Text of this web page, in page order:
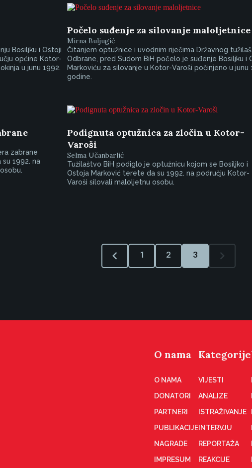
Bosiljku i Ostoji
općine Kotor-
u junu 1992.
Počelo suđenje za silovanje maloljetnice
Mirna Buljugić
Čitanjem optužnice i uvodnim riječima Državnog
Odbrane, pred Sudom BiH počelo je suđenje Bosiljku i
Markoviću za silovanje u Kotor-Varoši počinjeno u junu
godine.
zabrane
1992. na
Podignuta optužnica za zločin u Kotor-
Varoši
Selma Učanbarlić
Tužilaštvo BiH podiglo je optužnicu kojom se Bosiljko i
Ostoja Marković terete da su 1992. na području Kotor-
Varoši silovali maloljetnu osobu.
1 2 3
O nama
O NAMA
DONATORI
PARTNERI
PUBLIKACIJE
NAGRADE
IMPRESUM
Kategorije
VIJESTI
ANALIZE
ISTRAŽIVANJE
INTERVJU
REPORTAŽA
REAKCIJE